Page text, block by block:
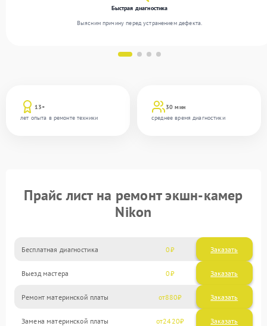
13+
лет опыта в ремонте техники
30 мин
среднее время диагностики
Быстрая диагностика
Выясним причину перед устранением дефекта.
Прайс лист на ремонт экшн-камер
Nikon
Бесплатная диагностика 0 Заказать
Выезд мастера 0 Заказать
Ремонт материнской платы 880
Замена материнской платы 2420